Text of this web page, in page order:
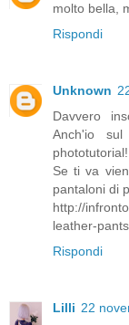
molto bella,
Rispondi
Unknown
Davvero
Anch'io
Se ti va
pantaloni di
http://
leather-
Rispondi
Lilli 22